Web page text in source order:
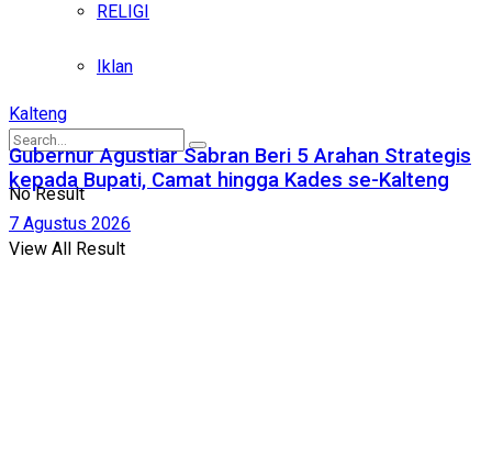
RELIGI
Iklan
No Result
View All Result
Kalteng
Gubernur Agustiar Sabran Beri 5 Arahan Strategis
kepada Bupati, Camat hingga Kades se-Kalteng
7 Agustus 2026